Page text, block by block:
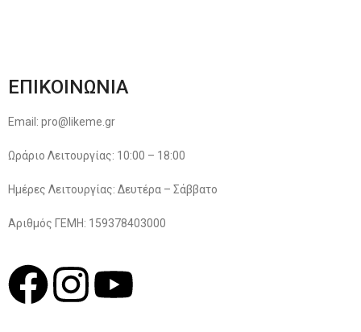
ΕΠΙΚΟΙΝΩΝΙΑ
Email: pro@likeme.gr
Ωράριο Λειτουργίας: 10:00 – 18:00
Ημέρες Λειτουργίας: Δευτέρα – Σάββατο
Αριθμός ΓΕΜΗ: 159378403000